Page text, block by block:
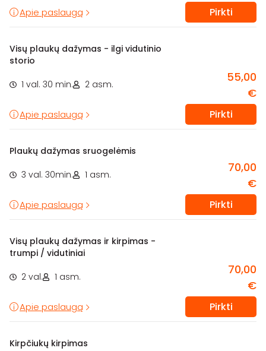
Apie paslaugą Pirkti
Visų plaukų dažymas - ilgi vidutinio
storio
1 val. 30 min. 2 asm.
55,00
€
Apie paslaugą Pirkti
Plaukų dažymas sruogelėmis
3 val. 30min. 1 asm.
70,00
€
Apie paslaugą Pirkti
Visų plaukų dažymas ir kirpimas -
trumpi / vidutiniai
2 val. 1 asm.
70,00
€
Apie paslaugą Pirkti
Kirpčiukų kirpimas